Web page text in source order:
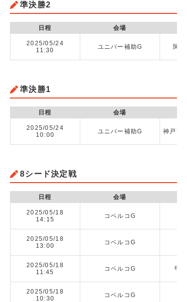
準決勝2
日程 会場
2025/05/24
11:30
ユニバー補助G 関
準決勝1
日程 会場
2025/05/24
10:00
ユニバー補助G 神戸市
8シード決定戦
日程 会場
2025/05/18
14:15
コベルコG
2025/05/18
13:00
コベルコG
2025/05/18
11:45
コベルコG 甲
2025/05/18
10:30
コベルコG